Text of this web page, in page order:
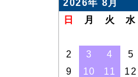
2026年 8月
日
月 火 水
2
3 4 5
9
10 11 12